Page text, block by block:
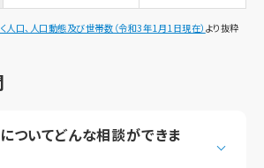
人口、人口動態及び世帯数（令和3年1月1日現在） より抜粋
ついてどんな相談ができま